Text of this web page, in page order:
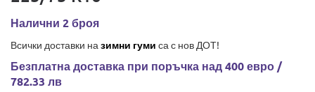
Налични 2 броя
Всички доставки на зимни гуми са с нов ДОТ!
Безплатна доставка при поръчка над 400 евро /
782.33 лв